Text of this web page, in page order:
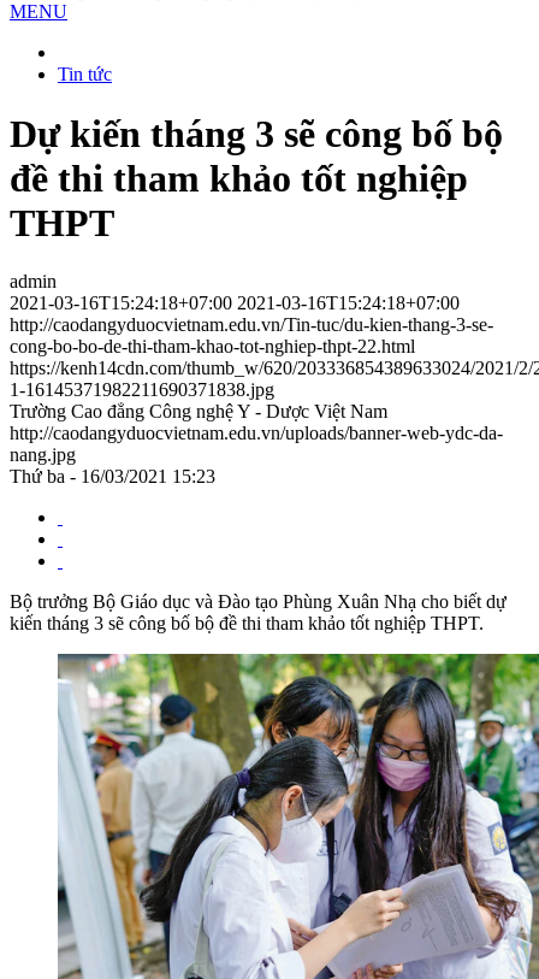
MENU
Tin tức
Dự kiến tháng 3 sẽ công bố bộ
đề thi tham khảo tốt nghiệp
THPT
admin
2021-03-16T15:24:18+07:00 2021-03-16T15:24:18+07:00
http://caodangyduocvietnam.edu.vn/Tin-tuc/du-kien-thang-3-se-
cong-bo-bo-de-thi-tham-khao-tot-nghiep-thpt-22.html
https://kenh14cdn.com/thumb_w/620/203336854389633024/2021/2/
1-16145371982211690371838.jpg
Trường Cao đẳng Công nghệ Y - Dược Việt Nam
http://caodangyduocvietnam.edu.vn/uploads/banner-web-ydc-da-
nang.jpg
Thứ ba - 16/03/2021 15:23
Bộ trưởng Bộ Giáo dục và Đào tạo Phùng Xuân Nhạ cho biết dự
kiến tháng 3 sẽ công bố bộ đề thi tham khảo tốt nghiệp THPT.